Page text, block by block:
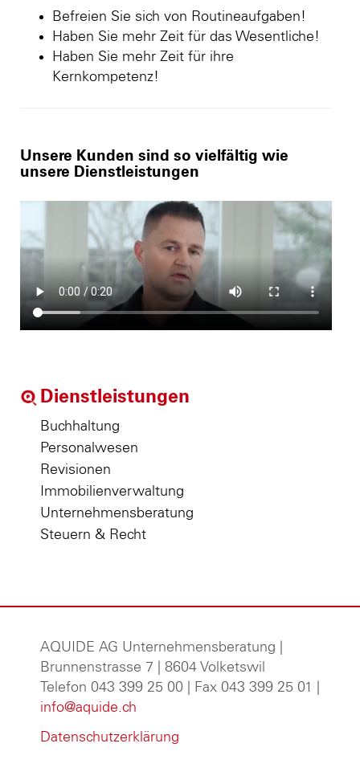
Befreien Sie sich von Routineaufgaben!
Haben Sie mehr Zeit für das Wesentliche!
Haben Sie mehr Zeit für ihre
Kernkompetenz!
Unsere Kunden sind so vielfältig wie
unsere Dienstleistungen
Dienstleistungen
Buchhaltung
Personalwesen
Revisionen
Immobilienverwaltung
Unternehmensberatung
Steuern & Recht
AQUIDE AG Unternehmensberatung
Brunnenstrasse 7 | 8604 Volketswil
Telefon 043 399 25 00 | Fax 043 399 25 01 |
info@aquide.ch
Datenschutzerklärung